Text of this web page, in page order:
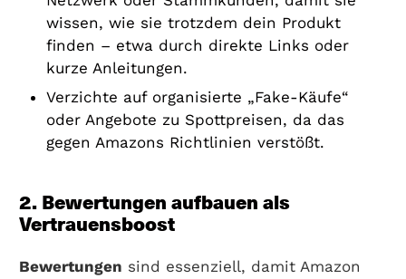
wissen, wie sie trotzdem dein Produkt
finden – etwa durch direkte Links oder
kurze Anleitungen.
Verzichte auf organisierte „Fake-Käufe“
oder Angebote zu Spottpreisen, da das
gegen Amazons Richtlinien verstößt.
2. Bewertungen aufbauen als
Vertrauensboost
Bewertungen sind essenziell, damit Amazon